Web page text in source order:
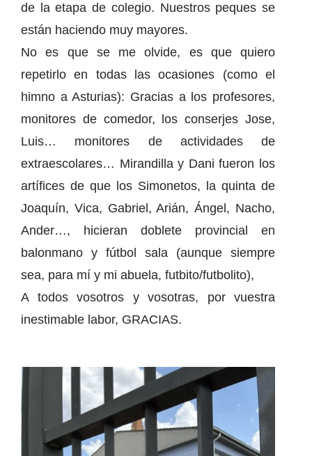
de la etapa de colegio. Nuestros peques se
están haciendo muy mayores.
No es que se me olvide, es que quiero
repetirlo en todas las ocasiones (como el
himno a Asturias): Gracias a los profesores,
monitores de comedor, los conserjes Jose,
Luis… monitores de actividades de
extraescolares… Mirandilla y Dani fueron los
artífices de que los Simonetos, la quinta de
Joaquín, Vica, Gabriel, Arián, Ángel, Nacho,
Ander…, hicieran doblete provincial en
balonmano y fútbol sala (aunque siempre
sea, para mí y mi abuela, futbito/futbolito),
A todos vosotros y vosotras, por vuestra
inestimable labor, GRACIAS.